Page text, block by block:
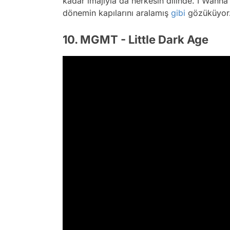
dönemin kapılarını aralamış gibi
10. MGMT - Little Dark Age